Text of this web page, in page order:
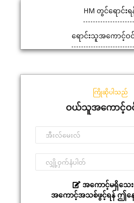
HM တွင်ရောင်း
ရောင်းသူအကောင့်ဝင်
ကြိုဆိုပါသည်
ဝယ်သူအကောင့်ဝင်
အကောင့်မရှိသေး
အကောင့်အသစ်ဖွင့်ရန် ဤနေ